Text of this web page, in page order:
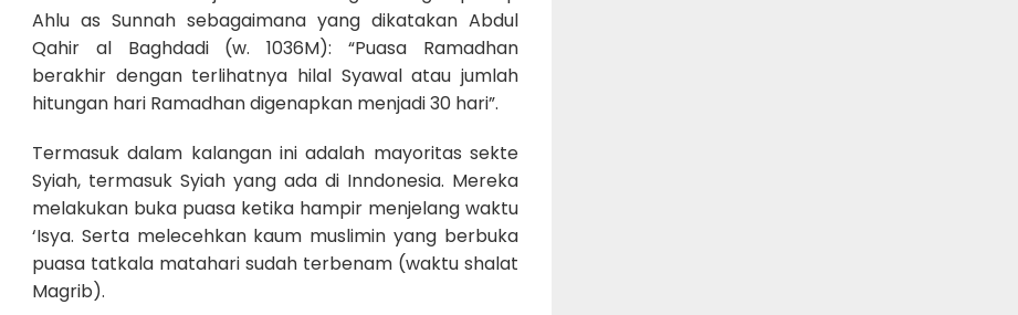
Ahlu as Sunnah sebagaimana yang dikatakan Abdul
Qahir al Baghdadi (w. 1036M): “Puasa Ramadhan
berakhir dengan terlihatnya hilal Syawal atau jumlah
hitungan hari Ramadhan digenapkan menjadi 30 hari”.
Termasuk dalam kalangan ini adalah mayoritas sekte
Syiah, termasuk Syiah yang ada di Inndonesia. Mereka
melakukan buka puasa ketika hampir menjelang waktu
‘Isya. Serta melecehkan kaum muslimin yang berbuka
puasa tatkala matahari sudah terbenam (waktu shalat
Magrib).